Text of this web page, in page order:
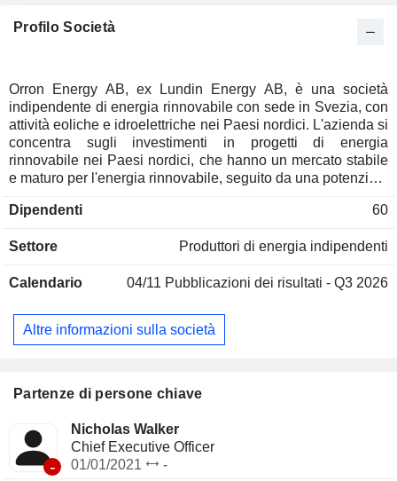
Profilo Società
Orron Energy AB, ex Lundin Energy AB, è una società
indipendente di energia rinnovabile con sede in Svezia, con
attività eoliche e idroelettriche nei Paesi nordici. L'azienda si
concentra sugli investimenti in progetti di energia
rinnovabile nei Paesi nordici, che hanno un mercato stabile
e maturo per l'energia rinnovabile, seguito da una potenziale
attività eoliche e idroelettriche nei Paesi nordici: il parco
diventato operativo nel 2022, la centrale idroelettrica di
parco eolico di Karskruv nel sud della Svezia, che è in fase
Dipendenti 60
Settore Produttori di energia indipendenti
Calendario 04/11 Pubblicazioni dei risultati - Q3 2026
Altre informazioni sulla società
Partenze di persone chiave
-
Nicholas Walker
Chief Executive Officer
01/01/2021
-